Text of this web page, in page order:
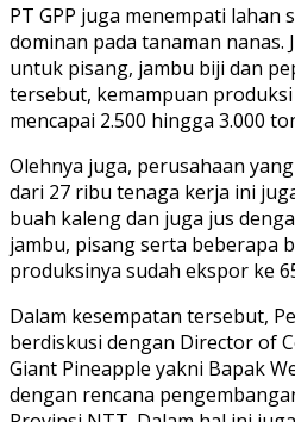
PT GPP juga menempati lahan
dominan pada tanaman nanas.
untuk pisang, jambu biji dan
tersebut, kemampuan
mencapai 2.500 hingga 3.000
Olehnya juga, perusahaan
dari 27 ribu tenaga kerja ini
buah kaleng dan juga jus
jambu, pisang serta beberapa
produksinya sudah ekspor ke
Dalam kesempatan tersebut,
berdiskusi dengan Director of
Giant Pineapple yakni Bapak
dengan rencana